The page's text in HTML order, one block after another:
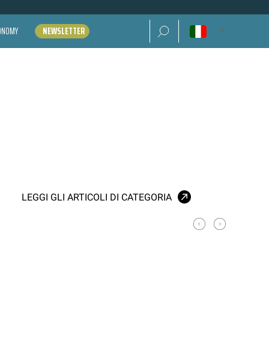
NEWSLETTER Ricerca per:
LEGGI GLI ARTICOLI DI CATEGORIA